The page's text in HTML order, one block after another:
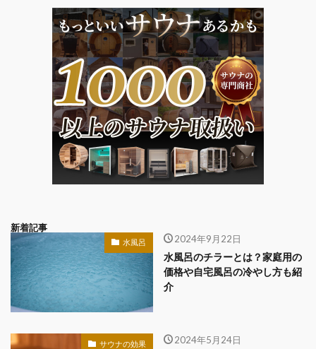
新着記事
水風呂 2024年9月22日
水風呂のチラーとは？家庭用の
価格や自宅風呂の冷やし方も紹
介
サウナの効果 2024年5月24日